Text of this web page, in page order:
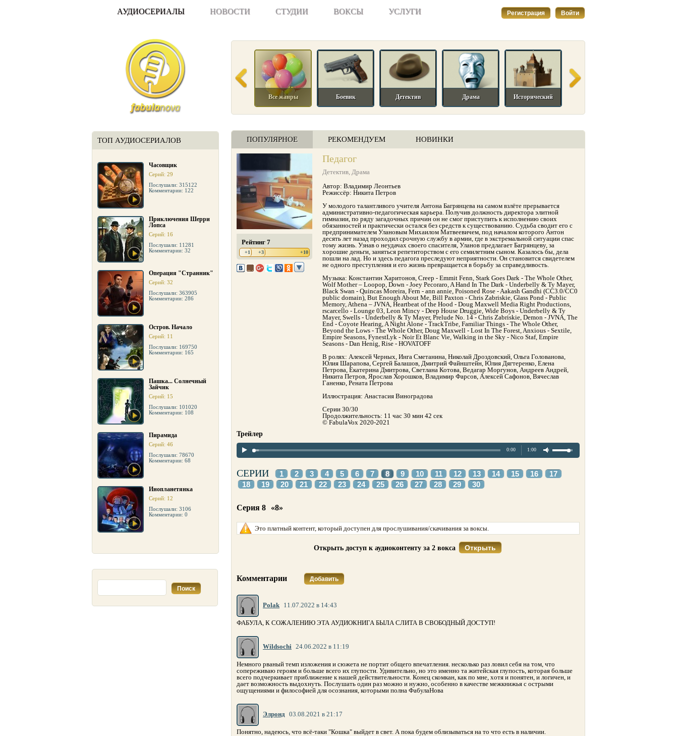
АУДИОСЕРИАЛЫ НОВОСТИ СТУДИИ ВОКСЫ УСЛУГИ Регистрация Войти
ТОП АУДИОСЕРИАЛОВ
Часовщик
Серий: 29
Послушали: 315122
Комментарии: 122
Приключения Шерри
Лопса
Серий: 16
Послушали: 11281
Комментарии: 32
Операция "Странник"
Серий: 32
Послушали: 363905
Комментарии: 286
Остров. Начало
Серий: 11
Послушали: 169750
Комментарии: 165
Пашка... Солнечный
Зайчик
Серий: 15
Послушали: 101020
Комментарии: 108
Пирамида
Серий: 46
Послушали: 78670
Комментарии: 68
Инопланетянка
Серий: 12
Послушали: 3106
Комментарии: 0
Все жанры Боевик Детектив Драма Исторический
ПОПУЛЯРНОЕ РЕКОМЕНДУЕМ НОВИНКИ
Рейтинг 7
+1 +3 +10
Педагог
Детектив, Драма
Автор: Владимир Леонтьев
Режиссёр: Никита Петров
У молодого талантливого учителя Антона Багрянцева на самом взлёте прерывается
административно-педагогическая карьера. Получив должность директора элитной
гимназии, по ряду загадочных причин он не смог приступить к исполнению своих
обязанностей и практически остался без средств к существованию. Судьба сводит его с
предпринимателем Улановым Михаилом Матвеевичем, под началом которого Антон
десять лет назад проходил срочную службу в армии, где в экстремальной ситуации спас
тому жизнь. Узнав о неудачах своего спасителя, Уланов предлагает Багрянцеву, за
хорошие деньги, заняться репетиторством с его семилетним сыном. Казалось бы, дела
пошли на лад. Но и здесь педагога преследуют неприятности. Он становится свидетелем
не одного преступления и его жизнь превращается в борьбу за справедливость.
Музыка: Константин Харитонов, Creep - Emmit Fenn, Stark Goes Dark - The Whole Other,
Wolf Mother – Loopop, Down - Joey Pecoraro, A Hand In The Dark - Underbelly & Ty Mayer,
Black Swan - Quincas Moreira, Fern - ann annie, Poisoned Rose - Aakash Gandhi (CC3.0/CC0
public domain), But Enough About Me, Bill Paxton - Chris Zabriskie, Glass Pond - Public
Memory, Athena – JVNA, Heartbeat of the Hood - Doug Maxwell Media Right Productions,
rscarcello - Lounge 03, Leon Mincy - Deep House Druggie, Wide Boys - Underbelly & Ty
Mayer, Swells - Underbelly & Ty Mayer, Prelude No. 14 - Chris Zabriskie, Demon - JVNA, The
End - Coyote Hearing, A Night Alone - TrackTribe, Familiar Things - The Whole Other,
Beyond the Lows - The Whole Other, Doug Maxwell - Lost In The Forest, Anxious - Sextile,
Empire Seasons, FynestLyk - Noir Et Blanc Vie, Walking in the Sky - Nico Staf, Empire
Seasons - Dan Henig, Rise - HOVATOFF
В ролях: Алексей Черных, Инга Сметанина, Николай Дроздовский, Ольга Голованова,
Юлия Шарапова, Сергей Балашов, Дмитрий Файнштейн, Юлия Дягтеренко, Елена
Петрова, Екатерина Дмитрова, Светлана Котова, Ведагар Моргунов, Андреев Андрей,
Никита Петров, Ярослав Хорошков, Владимир Фарсов, Алексей Сафонов, Вячеслав
Ганенко, Рената Петрова
Иллюстрация: Анастасия Виноградова
Серии 30/30
Продолжительность: 11 час 30 мин 42 сек
© FabulaVox 2020-2021
Трейлер
0:00 1:00
СЕРИИ 1 2 3 4 5 6 7 8 9 10 11 12 13 14 15 16
17
18
19 20 21 22 23 24 25 26 27 28 29 30
Серия 8 «8»
Это платный контент, который доступен для прослушивания/скачивания за воксы.
Открыть доступ к аудиоконтенту за 2 вокса Открыть
Комментарии Добавить
Polak 11.07.2022 в 14:43
ФАБУЛА, К СОЖАЛЕНИЮ ЭТА АУДИОКНИГА БЫЛА СЛИТА В СВОБОДНЫЙ ДОСТУП!
Wildsochi 24.06.2022 в 11:19
Немного рваный темп изложения и сюжета не портит общего впечатления. несколько раз ловил себя на том, что
сопереживаю героям и больше всего их глупости. Удивительно, но это именно та житейская глупость, которая больше
всего подчеркивает приближение к нашей действительности. Конец скомкан, как по мне, хотя и понятен, и логичен, и
дает возможность выдохнуть. Послушать один раз можно и нужно, особенно в качестве межкнижья с острыми
ощущениями и философией для осознания, которыми полна ФабулаНова
Элронд 03.08.2021 в 21:17
Понятно, надеюсь, что всё-таки "Кошка" выйдет в свет. А пока будем облизываться на то что есть в наличии.